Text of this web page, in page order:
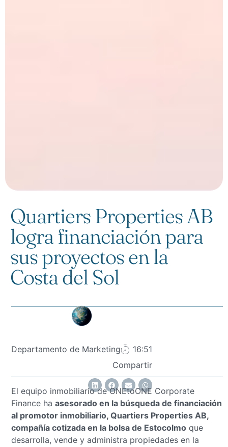
Quartiers Properties AB
logra financiación para
sus proyectos en la
Costa del Sol
Departamento de Marketing
16:51
Compartir
El equipo inmobiliario de ONEtoONE Corporate
Finance ha asesorado en la búsqueda de financiación
al promotor inmobiliario, Quartiers Properties AB,
compañía cotizada en la bolsa de Estocolmo que
desarrolla, vende y administra propiedades en la